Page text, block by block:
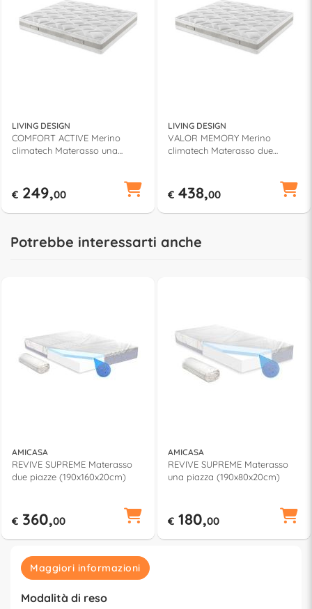
LIVING DESIGN
COMFORT ACTIVE Merino
climatech Materasso una
€ 249,00
LIVING DESIGN
VALOR MEMORY Merino
climatech Materasso due
€ 438,00
Potrebbe interessarti anche
AMICASA
REVIVE SUPREME Materasso
due piazze (190x160x20cm)
€ 360,00
AMICASA
REVIVE SUPREME Materasso
una piazza (190x80x20cm)
€ 180,00
Maggiori informazioni
Modalità di reso